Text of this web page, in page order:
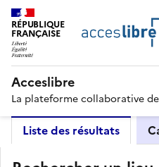
RÉPUBLIQUE
FRANÇAISE
Acceslibre
La plateforme collaborative
Liste des résultats